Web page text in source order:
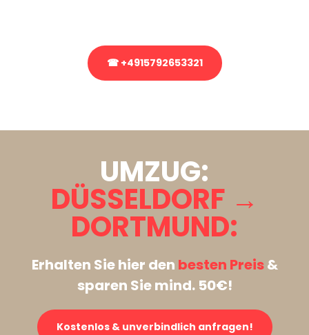
☎ +4915792653321
UMZUG:
DÜSSELDORF →
DORTMUND:
Erhalten Sie hier den besten Preis&
sparen Sie mind. 50€!
Kostenlos & unverbindlich anfragen!